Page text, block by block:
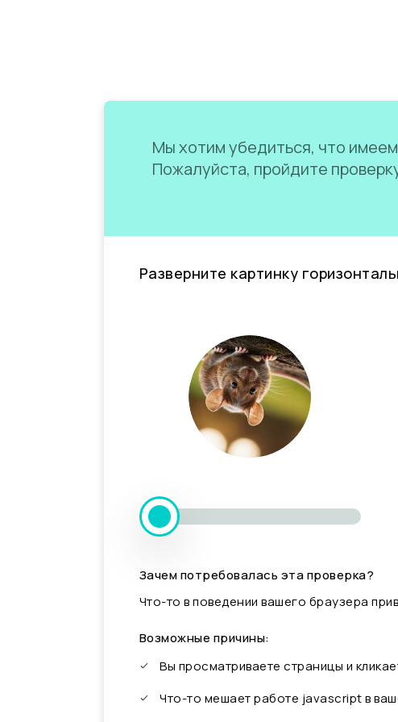
Мы хотим убедиться, что
Пожалуйста, пройдите
Разверните картинку
Зачем потребовалась эта проверка?
Что-то в поведении вашего браузера
Возможные причины:
Вы просматриваете страницы и
Что-то мешает работе javascript в